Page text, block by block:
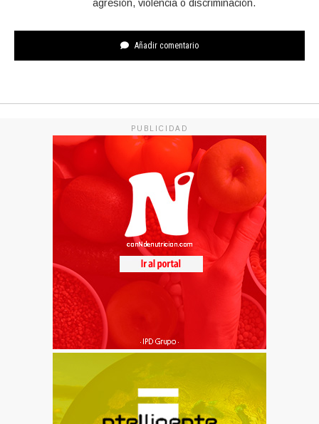
agresión, violencia o discriminación.
Añadir comentario
PUBLICIDAD